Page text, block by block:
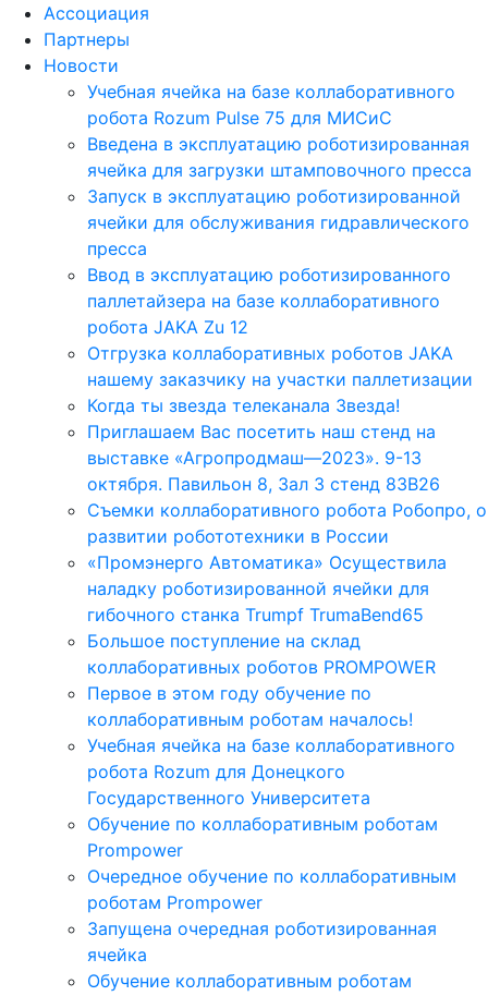
Ассоциация
Партнеры
Новости
Учебная ячейка на базе коллаборативного
робота Rozum Pulse 75 для МИСиС
Введена в эксплуатацию роботизированная
ячейка для загрузки штамповочного пресса
Запуск в эксплуатацию роботизированной
ячейки для обслуживания гидравлического
пресса
Ввод в эксплуатацию роботизированного
паллетайзера на базе коллаборативного
робота JAKA Zu 12
Отгрузка коллаборативных роботов JAKA
нашему заказчику на участки паллетизации
Когда ты звезда телеканала Звезда!
Приглашаем Вас посетить наш стенд на
выставке «Агропродмаш—2023». 9-13
октября. Павильон 8, Зал 3 стенд 83B26
Съемки коллаборативного робота Робопро, о
развитии робототехники в России
«Промэнерго Автоматика» Осуществила
наладку роботизированной ячейки для
гибочного станка Trumpf TrumaBend65
Большое поступление на склад
коллаборативных роботов PROMPOWER
Первое в этом году обучение по
коллаборативным роботам началось!
Учебная ячейка на базе коллаборативного
робота Rozum для Донецкого
Государственного Университета
Обучение по коллаборативным роботам
Prompower
Очередное обучение по коллаборативным
роботам Prompower
Запущена очередная роботизированная
ячейка
Обучение коллаборативным роботам